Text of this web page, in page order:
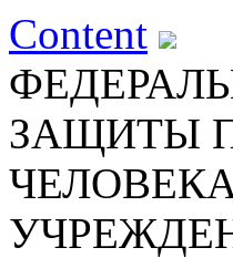
Content
ЗАЩИТЫ